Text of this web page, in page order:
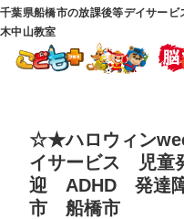
千葉県船橋市の放課後等デイサー
木中山教室
☆★ハロウィン
イサービス 児童
迎 ADHD 発達
市 船橋市